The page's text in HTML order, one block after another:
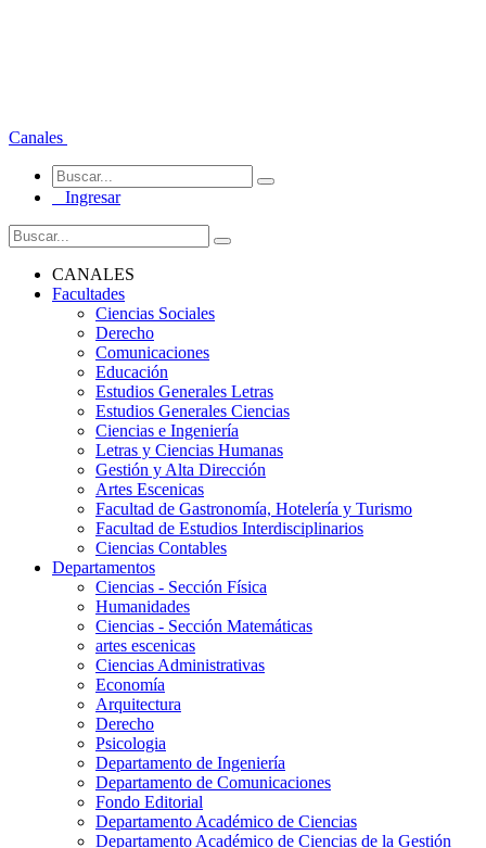
Canales
Ingresar
CANALES
Facultades
Ciencias Sociales
Derecho
Comunicaciones
Educación
Estudios Generales Letras
Estudios Generales Ciencias
Ciencias e Ingeniería
Letras y Ciencias Humanas
Gestión y Alta Dirección
Artes Escenicas
Facultad de Gastronomía, Hotelería y Turismo
Facultad de Estudios Interdisciplinarios
Ciencias Contables
Departamentos
Ciencias - Sección Física
Humanidades
Ciencias - Sección Matemáticas
artes escenicas
Ciencias Administrativas
Economía
Arquitectura
Derecho
Psicologia
Departamento de Ingeniería
Departamento de Comunicaciones
Fondo Editorial
Departamento Académico de Ciencias
Departamento Académico de Ciencias de la Gestión